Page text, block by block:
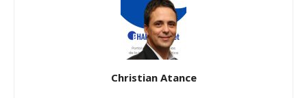
Christian Atance